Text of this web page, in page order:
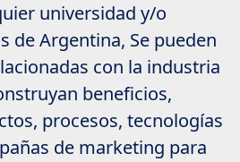
universidad y/o
de Argentina, Se pueden
con la industria
beneficios,
procesos, tecnologías
de marketing para